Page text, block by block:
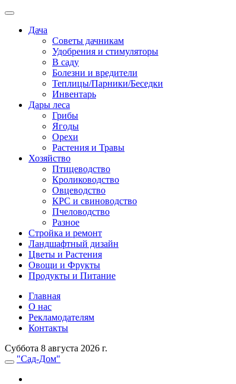
Дача
Советы дачникам
Удобрения и стимуляторы
В саду
Болезни и вредители
Теплицы/Парники/Беседки
Инвентарь
Дары леса
Грибы
Ягоды
Орехи
Растения и Травы
Хозяйство
Птицеводство
Кролиководство
Овцеводство
КРС и свиноводство
Пчеловодство
Разное
Стройка и ремонт
Ландшафтный дизайн
Цветы и Растения
Овощи и Фрукты
Продукты и Питание
Главная
О нас
Рекламодателям
Контакты
Суббота 8 августа 2026 г.
"Сад-Дом"